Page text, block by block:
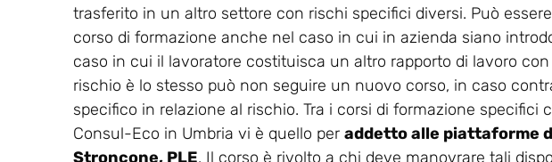
trasferito in un altro settore con rischi specifici diversi. Può
corso di formazione anche nel caso in cui in azienda siano
caso in cui il lavoratore costituisca un altro rapporto di lavoro
rischio è lo stesso può non seguire un nuovo corso, in caso
specifico in relazione al rischio. Tra i corsi di formazione specifici
Consul-Eco in Umbria vi è quello per addetto alle piattaforme
Stroncone, PLE. Il corso è rivolto a chi deve manovrare tali